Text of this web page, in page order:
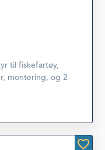
til fiskefartøy,
montering,og 2